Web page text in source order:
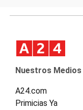
Nuestros Medios
A24.com
Primicias Ya